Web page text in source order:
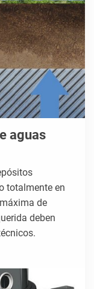
aguas
totalmente en
de
deben